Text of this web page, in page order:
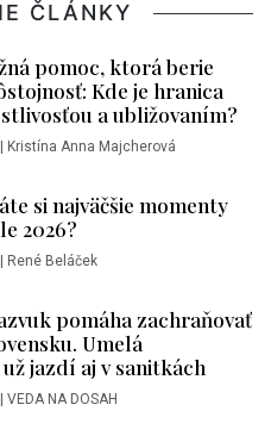
ČLÁNKY
pomoc, ktorá berie
Kde je hranica
a ubližovaním?
| Kristína Anna Majcherová
si najväčšie momenty
2026?
| René Beláček
pomáha zachraňovať
Umelá
jazdí aj v sanitkách
| VEDA NA DOSAH